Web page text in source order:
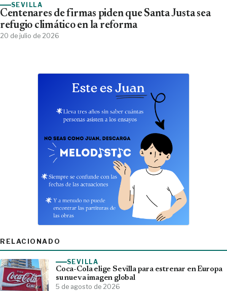
SEVILLA
Centenares de firmas piden que Santa Justa sea
refugio climático en la reforma
20 de julio de 2026
RELACIONADO
SEVILLA
Coca-Cola elige Sevilla para estrenar en Europa
su nueva imagen global
5 de agosto de 2026